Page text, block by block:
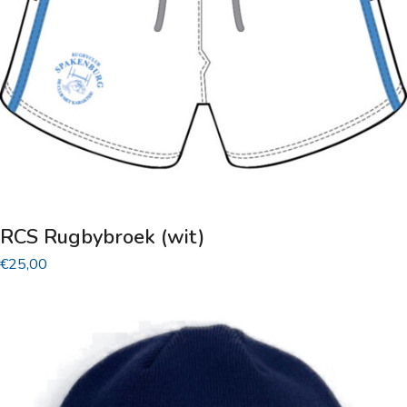
RCS Rugbybroek (wit)
€25,00
worden
de
productpagina